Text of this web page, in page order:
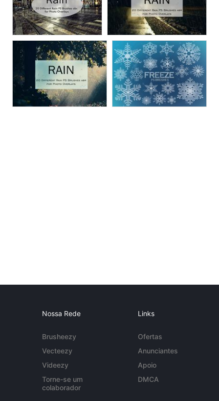
Nossa Rede
Brusheezy
Vecteezy
Videezy
Torne-se um
colaborador
Links
Ofertas
Anunciantes
Apoio
DMCA